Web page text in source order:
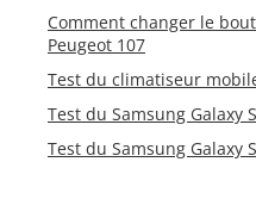
Comment changer le
Peugeot 107
Test du climatiseur
Test du Samsung Galaxy
Test du Samsung Galaxy